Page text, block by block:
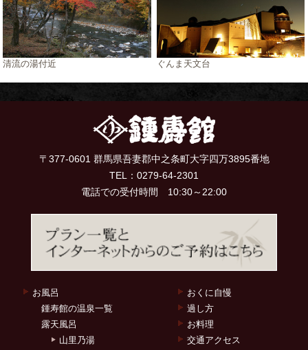
清流の湯付近 ぐんま天文台
〒377-0601 群馬県吾妻郡中之条町大字四万3895番地
TEL： 0279-64-2301
電話での受付時間 10:30～22:00
お風呂
鍾寿館の温泉一覧
露天風呂
山里乃湯
おくに自慢
過し方
お料理
交通アクセス